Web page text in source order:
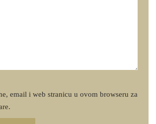
email i web stranicu u ovom browseru za